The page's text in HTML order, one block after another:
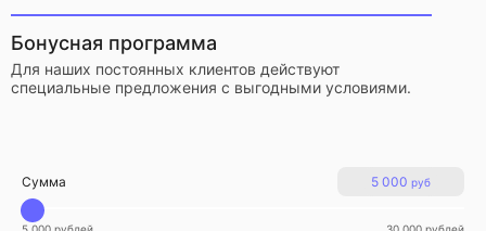
Бонусная программа
Для наших постоянных клиентов действуют
специальные предложения с выгодными условиями.
5 000 руб
Сумма